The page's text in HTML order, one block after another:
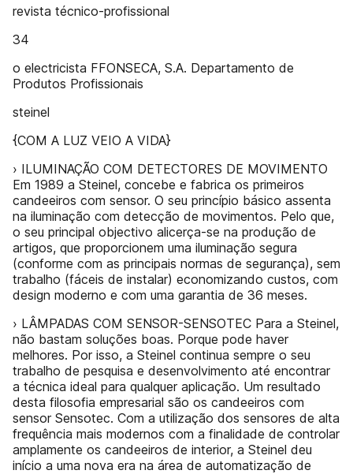
revista técnico-profissional
34
o electricista FFONSECA, S.A. Departamento de
Produtos Profissionais
steinel
{COM A LUZ VEIO A VIDA}
› ILUMINAÇÃO COM DETECTORES DE MOVIMENTO
Em 1989 a Steinel, concebe e fabrica os primeiros
candeeiros com sensor. O seu princípio básico assenta
na iluminação com detecção de movimentos. Pelo que,
o seu principal objectivo alicerça-se na produção de
artigos, que proporcionem uma iluminação segura
(conforme com as principais normas de segurança), sem
trabalho (fáceis de instalar) economizando custos, com
design moderno e com uma garantia de 36 meses.
› LÂMPADAS COM SENSOR-SENSOTEC Para a Steinel,
não bastam soluções boas. Porque pode haver
melhores. Por isso, a Steinel continua sempre o seu
trabalho de pesquisa e desenvolvimento até encontrar
a técnica ideal para qualquer aplicação. Um resultado
desta filosofia empresarial são os candeeiros com
sensor Sensotec. Com a utilização dos sensores de alta
frequência mais modernos com a finalidade de controlar
amplamente os candeeiros de interior, a Steinel deu
início a uma nova era na área de automatização de